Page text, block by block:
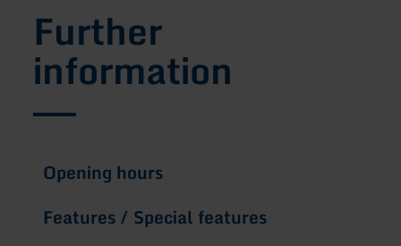
Further
information
Opening hours
Features / Special features